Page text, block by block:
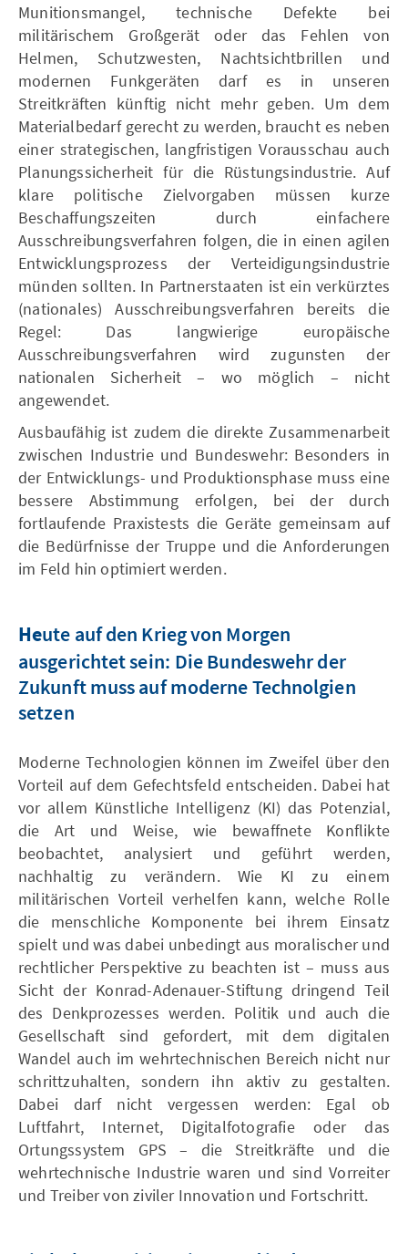
Munitionsmangel, technische Defekte bei
militärischem Großgerät oder das Fehlen von
Helmen, Schutzwesten, Nachtsichtbrillen und
modernen Funkgeräten darf es in unseren
Streitkräften künftig nicht mehr geben. Um dem
Materialbedarf gerecht zu werden, braucht es neben
einer strategischen, langfristigen Vorausschau auch
Planungssicherheit für die Rüstungsindustrie. Auf
klare politische Zielvorgaben müssen kurze
Beschaffungszeiten durch einfachere
Ausschreibungsverfahren folgen, die in einen agilen
Entwicklungsprozess der Verteidigungsindustrie
münden sollten. In Partnerstaaten ist ein verkürztes
(nationales) Ausschreibungsverfahren bereits die
Regel: Das langwierige europäische
Ausschreibungsverfahren wird zugunsten der
nationalen Sicherheit – wo möglich – nicht
angewendet.
Ausbaufähig ist zudem die direkte Zusammenarbeit
zwischen Industrie und Bundeswehr: Besonders in
der Entwicklungs- und Produktionsphase muss eine
bessere Abstimmung erfolgen, bei der durch
fortlaufende Praxistests die Geräte gemeinsam auf
die Bedürfnisse der Truppe und die Anforderungen
im Feld hin optimiert werden.
Heute auf den Krieg von Morgen
ausgerichtet sein: Die Bundeswehr der
Zukunft muss auf moderne Technolgien
setzen
Moderne Technologien können im Zweifel über den
Vorteil auf dem Gefechtsfeld entscheiden. Dabei hat
vor allem Künstliche Intelligenz (KI) das Potenzial,
die Art und Weise, wie bewaffnete Konflikte
beobachtet, analysiert und geführt werden,
nachhaltig zu verändern. Wie KI zu einem
militärischen Vorteil verhelfen kann, welche Rolle
die menschliche Komponente bei ihrem Einsatz
spielt und was dabei unbedingt aus moralischer und
rechtlicher Perspektive zu beachten ist – muss aus
Sicht der Konrad-Adenauer-Stiftung dringend Teil
des Denkprozesses werden. Politik und auch die
Gesellschaft sind gefordert, mit dem digitalen
Wandel auch im wehrtechnischen Bereich nicht nur
schrittzuhalten, sondern ihn aktiv zu gestalten.
Dabei darf nicht vergessen werden: Egal ob
Luftfahrt, Internet, Digitalfotografie oder das
Ortungssystem GPS – die Streitkräfte und die
wehrtechnische Industrie waren und sind Vorreiter
und Treiber von ziviler Innovation und Fortschritt.